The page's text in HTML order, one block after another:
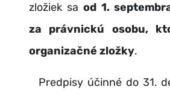
zložiek sa od 1.
za právnickú osobu,
organizačné zložky.
Predpisy účinné do 31.